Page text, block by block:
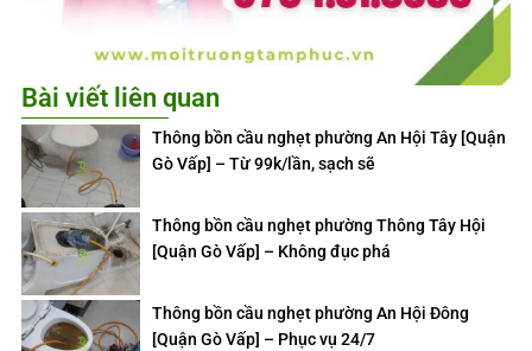
Bài viết liên quan
Thông bồn cầu nghẹt phường An Hội Tây [Quận
Gò Vấp] – Từ 99k/lần, sạch sẽ
Thông bồn cầu nghẹt phường Thông Tây Hội
[Quận Gò Vấp] – Không đục phá
Thông bồn cầu nghẹt phường An Hội Đông
[Quận Gò Vấp] – Phục vụ 24/7